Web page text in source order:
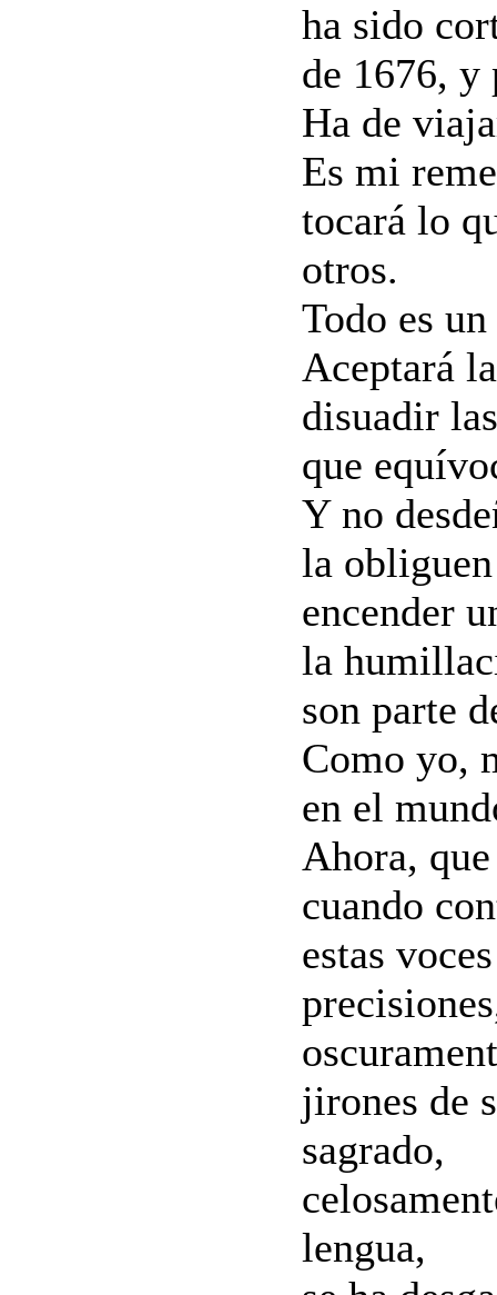
ha sido
de 1676, y
Ha de
Es mi
tocará lo
otros.
Todo es
Aceptará
disuadir
que
Y no
la
encender
la
son parte
Como yo,
en el
Ahora,
cuando
estas
jirones de
sagrado,
lengua,